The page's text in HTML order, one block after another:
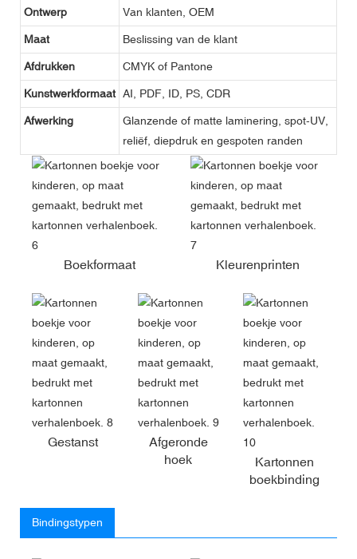
Ontwerp Van klanten, OEM
Maat Beslissing van de klant
Afdrukken CMYK of Pantone
Kunstwerkformaat AI, PDF, ID, PS, CDR
Afwerking
Glanzende of matte laminering, spot-UV,
reliëf, diepdruk en gespoten randen
Boekformaat Kleurenprinten
Gestanst
Afgeronde
hoek
Kartonnen
boekbinding
Bindingstypen